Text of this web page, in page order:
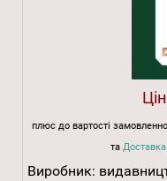
плюс до вартості
та
Виробник: